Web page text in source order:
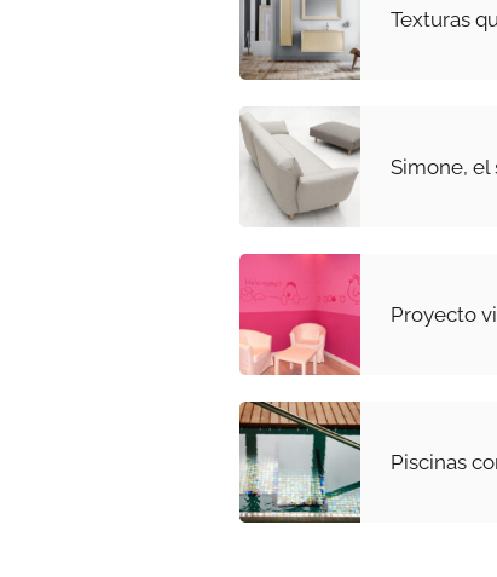
Texturas
Simone, el
Proyecto
Piscinas